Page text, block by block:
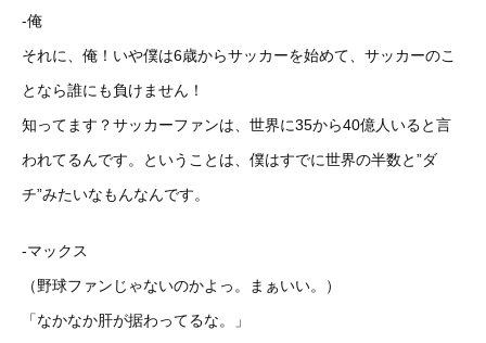
-俺
それに、俺！いや僕は6歳からサッカーを始めて、サッカーのこ
となら誰にも負けません！
知ってます？サッカーファンは、世界に35から40億人いると言
われてるんです。ということは、僕はすでに世界の半数と”ダ
チ”みたいなもんなんです。
-マックス
（野球ファンじゃないのかよっ。まぁいい。）
「なかなか肝が据わってるな。」